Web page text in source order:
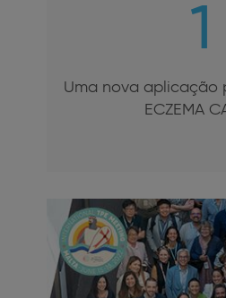
1
Uma nova aplicação
ECZEMA